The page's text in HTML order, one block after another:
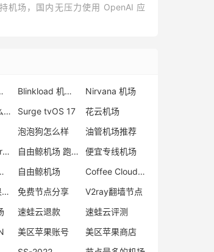
机场，国内无压力使用 OpenAI 应
么样 Blinkload 机场怎么样
Nirvana 机场
CATNET 怎么样
Surge tvOS 17
花云机场
泡泡狗怎么样
油管机场推荐
PS5 翻墙 V2ray
自由鲸机场 跑路
便宜专线机场
机场
自由鲸机场
Coffee Cloud 机场评测
注册美区苹果账号教程
免费节点分享
V2ray翻墙节点
速蛙云退款
速蛙云评测
美区苹果账号
美区苹果商店